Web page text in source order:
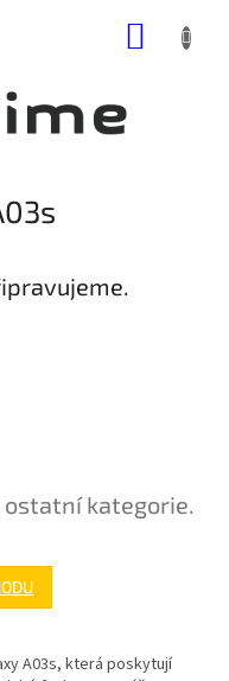
kategorie.
A03s, která poskytují